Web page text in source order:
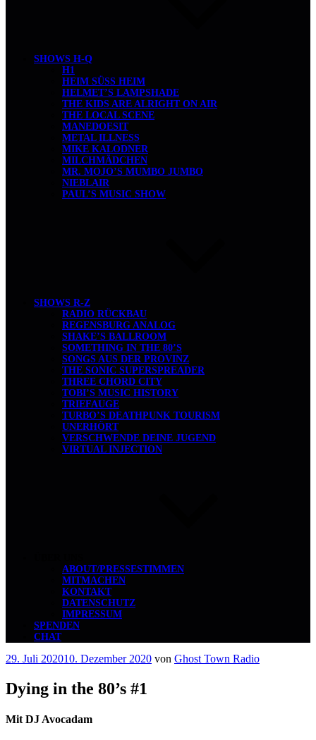
SHOWS H-Q
H1
HEIM SÜSS HEIM
HELMET’S LAMPSHADE
THE KIDS ARE ALRIGHT ON AIR
THE LOCAL SCENE
MANEDOESIT
METAL ILLNESS
MIKE KALODNER
MILCHMÄDCHEN
MR. MOJO’S MUMBO JUMBO
NIEBLAIR
PAUL’S MUSIC SHOW
SHOWS R-Z
RADIO RÜCKBAU
REGENSBURG ANALOG
SHAKE’S BALLROOM
SOMETHING IN THE 80’S
SONGS AUS DER PROVINZ
THE SONIC SUPERSPREADER
THREE CHORD CITY
TOBI’S MUSIC HISTORY
TRIEFAUGE
TURBO’S DEATHPUNK TOURISM
UNERHÖRT
VERSCHWENDE DEINE JUGEND
VIRTUAL INJECTION
ABOUT/PRESSESTIMMEN
MITMACHEN
KONTAKT
DATENSCHUTZ
IMPRESSUM
SPENDEN
CHAT
Veröffentlicht
29. Juli 202010. Dezember 2020 von Ghost Town Radio
Dying in the 80’s #1
Mit DJ Avocadam